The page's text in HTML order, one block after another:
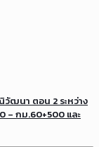
ฒนา ตอน 2 ระหว่าง
– กม.60+500 และ